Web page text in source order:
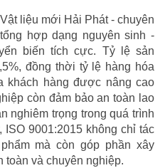
liệu mới Hải Phát - chuyên
hợp dạng nguyên sinh -
biến tích cực. Tỷ lệ sản
đồng thời tỷ lệ hàng hóa
khách hàng được nâng cao
còn đảm bảo an toàn lao
nghiêm trọng trong quá trình
9001:2015 không chỉ tác
mà còn góp phần xây
và chuyên nghiệp.